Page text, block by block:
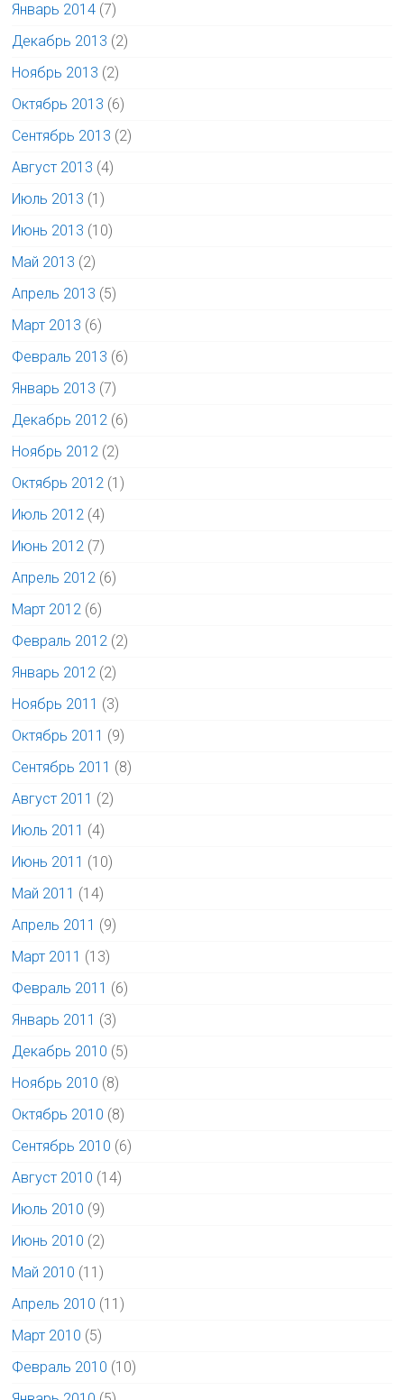
Январь 2014 (7)
Декабрь 2013 (2)
Ноябрь 2013 (2)
Октябрь 2013 (6)
Сентябрь 2013 (2)
Август 2013 (4)
Июль 2013 (1)
Июнь 2013 (10)
Май 2013 (2)
Апрель 2013 (5)
Март 2013 (6)
Февраль 2013 (6)
Январь 2013 (7)
Декабрь 2012 (6)
Ноябрь 2012 (2)
Октябрь 2012 (1)
Июль 2012 (4)
Июнь 2012 (7)
Апрель 2012 (6)
Март 2012 (6)
Февраль 2012 (2)
Январь 2012 (2)
Ноябрь 2011 (3)
Октябрь 2011 (9)
Сентябрь 2011 (8)
Август 2011 (2)
Июль 2011 (4)
Июнь 2011 (10)
Май 2011 (14)
Апрель 2011 (9)
Март 2011 (13)
Февраль 2011 (6)
Январь 2011 (3)
Декабрь 2010 (5)
Ноябрь 2010 (8)
Октябрь 2010 (8)
Сентябрь 2010 (6)
Август 2010 (14)
Июль 2010 (9)
Июнь 2010 (2)
Май 2010 (11)
Апрель 2010 (11)
Март 2010 (5)
Февраль 2010 (10)